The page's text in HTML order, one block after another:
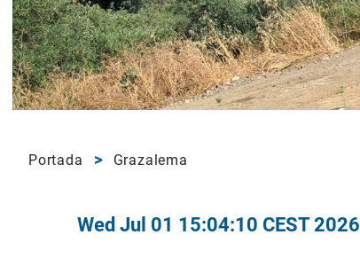
Portada Grazalema
Wed Jul 01 15:04:10 CEST 2026